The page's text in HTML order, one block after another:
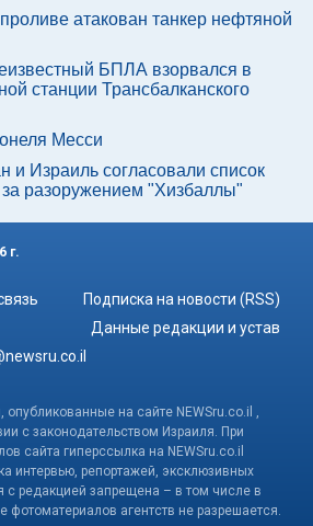
атакован танкер нефтяной
БПЛА взорвался в
станции Трансбалканского
Месси
и Израиль согласовали список
за разоружением "Хизбаллы"
г.
Подписка на новости (RSS)
Данные редакции и устав
на сайте NEWSru.co.il ,
с законодательством Израиля. При
сайта гиперссылка на NEWSru.co.il
интервью, репортажей, эксклюзивных
с редакцией запрещена – в том числе в
фотоматериалов агентств не разрешается.